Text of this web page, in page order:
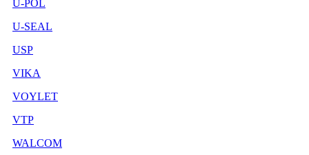
U-POL
U-SEAL
USP
VIKA
VOYLET
VTP
WALCOM